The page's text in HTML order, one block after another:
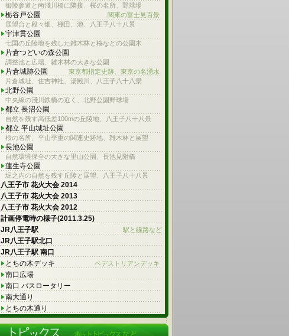
御陵参道と南淺川橋に隣接、桜の名所、野球場
栃谷戸公園
関東の富士見百景
展望台と段々畑、棚田、池、八王子八十八景
宇津貫公園
七国の丘陵地を残した雑木林と桜などの公園木
片倉つどいの森公園
調整池と広場、雑木林の大きな公園
片倉城跡公園
東京都指定史跡、東京の名湧水
片倉城址、住吉神社、湯殿川、八王子八十八景
北野公園
中央線の淺川鉄橋の近く、北野公園野球場
都立 長沼公園
自然を残す高低差100mの丘陵地、八王子八十八景
都立 平山城址公園
桜の名所、平山季重の関連史跡地、雑木林と展望
長池公園
自然環境保全の大きな里山公園、長池見附橋
蓮生寺公園
堀之内の自然を残す丘陵と展望、八王子八十八景
八王子市 花火大会 2014
八王子市 花火大会 2013
八王子市 花火大会 2012
計画停電時の様子(2011.3.25)
JR八王子駅
駅と線路など
JR八王子駅北口
JR八王子駅 南口
とちの木デッキ
ペデストリアンデッキ
南口広場
南口 バスロータリー
南大通り
とちの木通り